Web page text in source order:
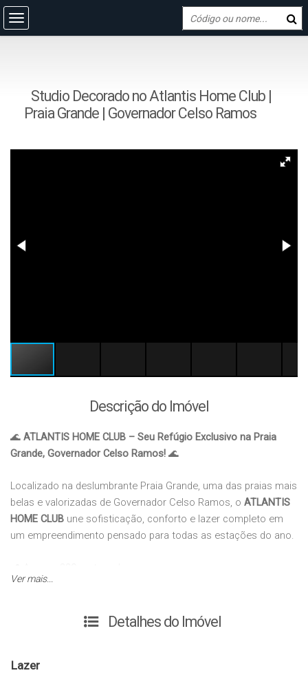
Studio Decorado no Atlantis Home Club |
Praia Grande | Governador Celso Ramos
Descrição do Imóvel
🌊 ATLANTIS HOME CLUB – Seu Refúgio Exclusivo na Praia
Grande, Governador Celso Ramos! 🌊
Localizado na deslumbrante Praia Grande, uma das praias mais
belas e valorizadas de Governador Celso Ramos, o ATLANTIS
HOME CLUB une sofisticação, conforto e lazer completo em
um empreendimento pensado para todas as estações do ano.
✔ Banheiro social
✔ Vista permanente para o mar
Ver mais...
Detalhes do Imóvel
Lazer